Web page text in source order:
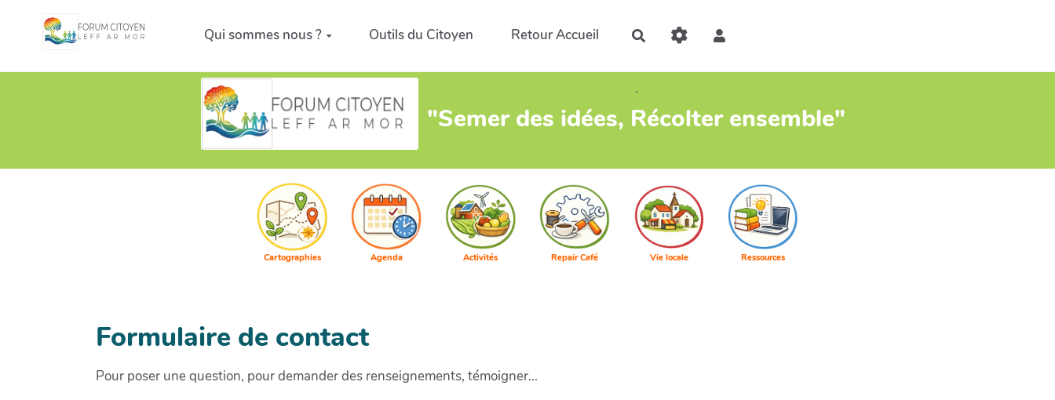
Aller au contenu principal
Qui sommes nous ?
Outils du Citoyen Retour Accueil Rechercher
.
"Semer des idées, Récolter ensemble"
Cartographies Agenda Activités Repair Café Vie locale Ressources
Formulaire de contact
Pour poser une question, pour demander des renseignements, témoigner...